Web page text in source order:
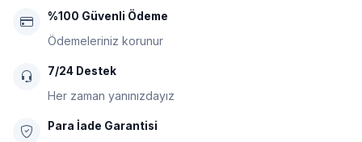
%100 Güvenli Ödeme
Ödemeleriniz korunur
7/24 Destek
Her zaman yanınızdayız
Para İade Garantisi